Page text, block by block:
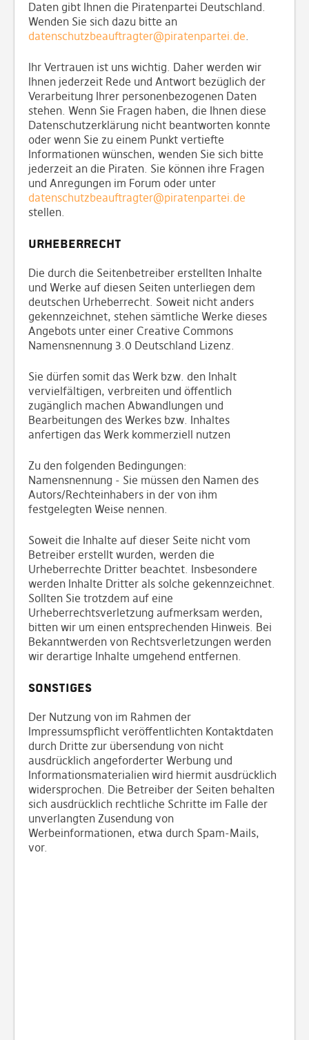
Daten gibt Ihnen die Piratenpartei Deutschland.
Wenden Sie sich dazu bitte an
datenschutzbeauftragter@piratenpartei.de.
Ihr Vertrauen ist uns wichtig. Daher werden wir
Ihnen jederzeit Rede und Antwort bezüglich der
Verarbeitung Ihrer personenbezogenen Daten
stehen. Wenn Sie Fragen haben, die Ihnen diese
Datenschutzerklärung nicht beantworten konnte
oder wenn Sie zu einem Punkt vertiefte
Informationen wünschen, wenden Sie sich bitte
jederzeit an die Piraten. Sie können ihre Fragen
und Anregungen im Forum oder unter
datenschutzbeauftragter@piratenpartei.de
stellen.
Urheberrecht
Die durch die Seitenbetreiber erstellten Inhalte
und Werke auf diesen Seiten unterliegen dem
deutschen Urheberrecht. Soweit nicht anders
gekennzeichnet, stehen sämtliche Werke dieses
Angebots unter einer Creative Commons
Namensnennung 3.0 Deutschland Lizenz.
Sie dürfen somit das Werk bzw. den Inhalt
vervielfältigen, verbreiten und öffentlich
zugänglich machen Abwandlungen und
Bearbeitungen des Werkes bzw. Inhaltes
anfertigen das Werk kommerziell nutzen
Zu den folgenden Bedingungen:
Namensnennung - Sie müssen den Namen des
Autors/Rechteinhabers in der von ihm
festgelegten Weise nennen.
Soweit die Inhalte auf dieser Seite nicht vom
Betreiber erstellt wurden, werden die
Urheberrechte Dritter beachtet. Insbesondere
werden Inhalte Dritter als solche gekennzeichnet.
Sollten Sie trotzdem auf eine
Urheberrechtsverletzung aufmerksam werden,
bitten wir um einen entsprechenden Hinweis. Bei
Bekanntwerden von Rechtsverletzungen werden
wir derartige Inhalte umgehend entfernen.
Sonstiges
Der Nutzung von im Rahmen der
Impressumspflicht veröffentlichten Kontaktdaten
durch Dritte zur übersendung von nicht
ausdrücklich angeforderter Werbung und
Informationsmaterialien wird hiermit ausdrücklich
widersprochen. Die Betreiber der Seiten behalten
sich ausdrücklich rechtliche Schritte im Falle der
unverlangten Zusendung von
Werbeinformationen, etwa durch Spam-Mails,
vor.